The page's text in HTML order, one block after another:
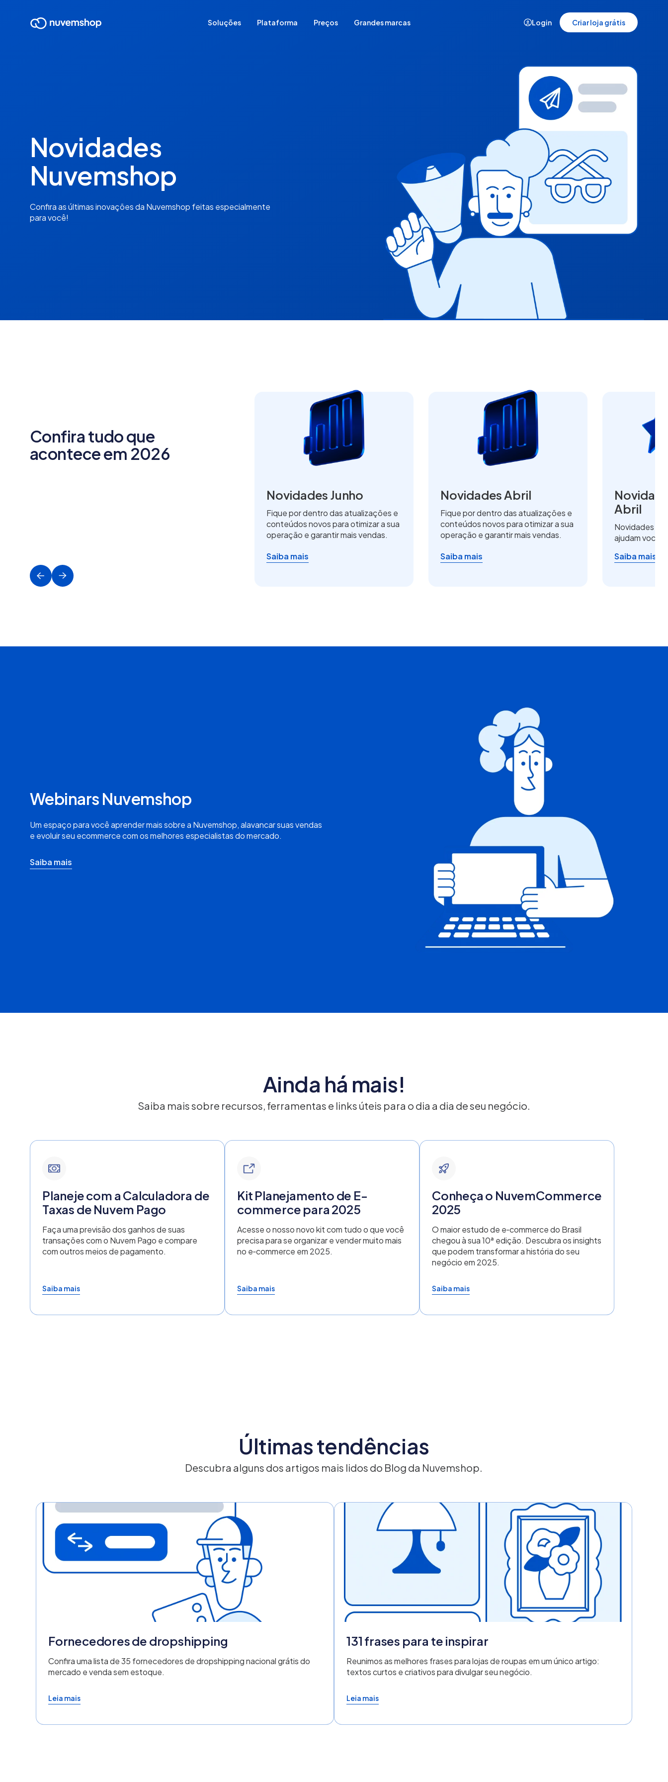
Soluções
Demonstração
Veja a plataforma da Nuvemshop
em ação
Plataforma Preços Grandes marcas Login Criar loja grátis
Novidades
Nuvemshop
Confira as últimas inovações da Nuvemshop feitas especialmente
para você!
Confira tudo que
acontece em 2026
Novidades Junho
Fique por dentro das atualizações e
conteúdos novos para otimizar a sua
operação e garantir mais vendas.
Saiba mais
Novidades Abril
Fique por dentro das atualizações e
conteúdos novos para otimizar a sua
operação e garantir mais vendas.
Saiba mais
Abril
Novidades
ajudam você
Saiba mais
Webinars Nuvemshop
Um espaço para você aprender mais sobre a Nuvemshop, alavancar suas vendas
e evoluir seu ecommerce com os melhores especialistas do mercado.
Saiba mais
Ainda há mais!
Saiba mais sobre recursos, ferramentas e links úteis para o dia a dia de seu negócio.
Planeje com a Calculadora de
Taxas de Nuvem Pago
Faça uma previsão dos ganhos de suas
transações com o Nuvem Pago e compare
com outros meios de pagamento.
Saiba mais
Kit Planejamento de E-
commerce para 2025
Acesse o nosso novo kit com tudo o que você
precisa para se organizar e vender muito mais
no e‑commerce em 2025.
Saiba mais
Conheça o NuvemCommerce
2025
O maior estudo de e‑commerce do Brasil
chegou à sua 10ª edição. Descubra os insights
que podem transformar a história do seu
negócio em 2025.
Saiba mais
Últimas tendências
Descubra alguns dos artigos mais lidos do Blog da Nuvemshop.
Fornecedores de dropshipping
Confira uma lista de 35 fornecedores de dropshipping nacional grátis do
mercado e venda sem estoque.
Leia mais
131 frases para te inspirar
Reunimos as melhores frases para lojas de roupas em um único artigo:
textos curtos e criativos para divulgar seu negócio.
Leia mais